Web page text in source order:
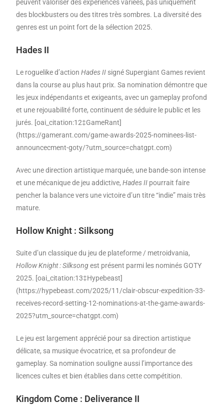
peuvent valoriser des expériences variées, pas uniquement
des blockbusters ou des titres très sombres. La diversité des
genres est un point fort de la sélection 2025.
Hades II
Le roguelike d’actionHades II signé Supergiant Games revient
dans la course au plus haut prix. Sa nomination démontre que
les jeux indépendants et exigeants, avec un gameplay profond
et une rejouabilité forte, continuent de séduire le public et les
jurés. [oai_citation:12‡GameRant]
(https://gamerant.com/game-awards-2025-nominees-list-
announcecment-goty/?utm_source=chatgpt.com)
Avec une direction artistique marquée, une bande-son intense
et une mécanique de jeu addictive,Hades II pourrait faire
pencher la balance vers une victoire d’un titre “indie” mais très
mature.
Hollow Knight : Silksong
Suite d’un classique du jeu de plateforme / metroidvania,
Hollow Knight : Silksongest présent parmi les nominés GOTY
2025. [oai_citation:13‡Hypebeast]
(https://hypebeast.com/2025/11/clair-obscur-expedition-33-
receives-record-setting-12-nominations-at-the-game-awards-
2025?utm_source=chatgpt.com)
Le jeu est largement apprécié pour sa direction artistique
délicate, sa musique évocatrice, et sa profondeur de
gameplay. Sa nomination souligne aussi l’importance des
licences cultes et bien établies dans cette compétition.
Kingdom Come : Deliverance II